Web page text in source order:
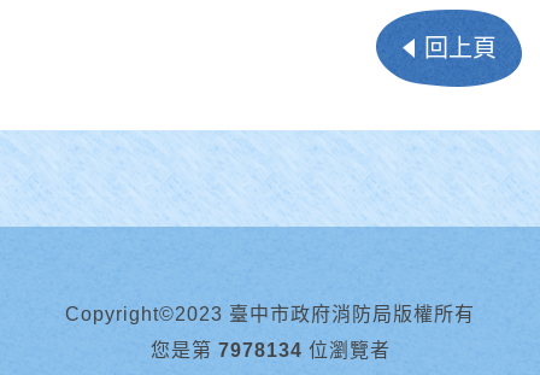
回上頁
Copyright©2023 臺中市政府消防局版權所有
您是第 7978134 位瀏覽者